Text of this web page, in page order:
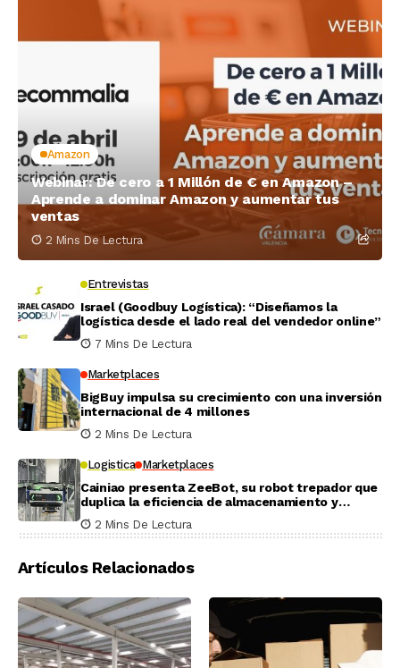
Amazon
Webinar: De cero a 1 Millón de € en Amazon –
Aprende a dominar Amazon y aumentar tus
ventas
2 Mins De Lectura
Entrevistas
Israel (Goodbuy Logística): “Diseñamos la
logística desde el lado real del vendedor online”
7 Mins De Lectura
Marketplaces
BigBuy impulsa su crecimiento con una inversión
internacional de 4 millones
2 Mins De Lectura
Logistica Marketplaces
Cainiao presenta ZeeBot, su robot trepador que
duplica la eficiencia de almacenamiento y
recogida en pruebas reales
2 Mins De Lectura
Artículos Relacionados